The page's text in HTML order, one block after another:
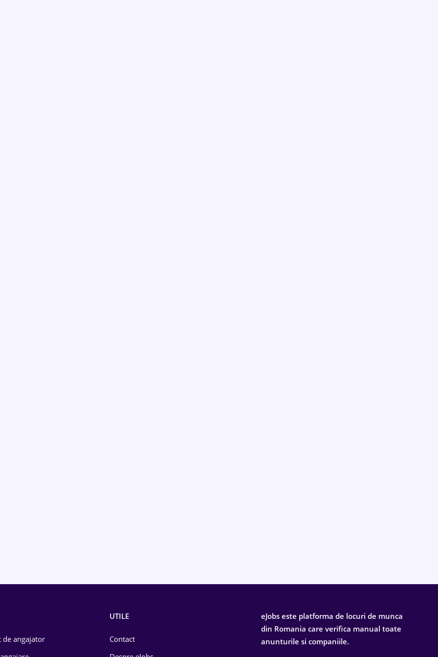
de angajator
UTILE
Contact
eJobs este platforma de locuri de munca
din Romania care verifica manual toate
anunturile si companiile.